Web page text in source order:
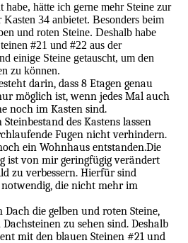
hätte ich gerne mehr Steine zur
34 anbietet. Besonders beim
und roten Steine. Deshalb habe
#21 und #22 aus der
einige Steine getauscht, um den
zu können.
darin, dass 8 Etagen genau
möglich ist, wenn jedes Mal auch
noch im Kasten sind.
des Kastens lassen
Fugen nicht verhindern.
ein Wohnhaus entstanden.Die
ist von mir geringfügig verändert
zu verbessern. Hierfür sind
die nicht mehr im
die gelben und roten Steine,
zu sehen sind. Deshalb
mit den blauen Steinen #21 und